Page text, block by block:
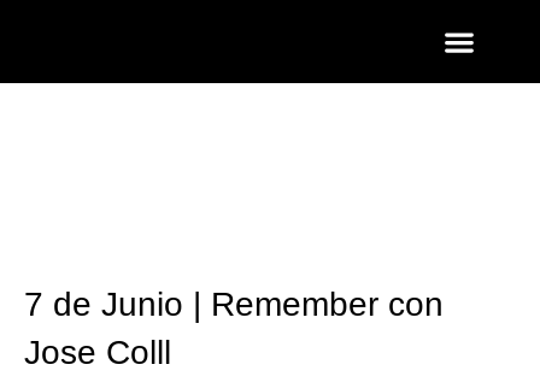
7 de Junio | Remember con
Jose Colll